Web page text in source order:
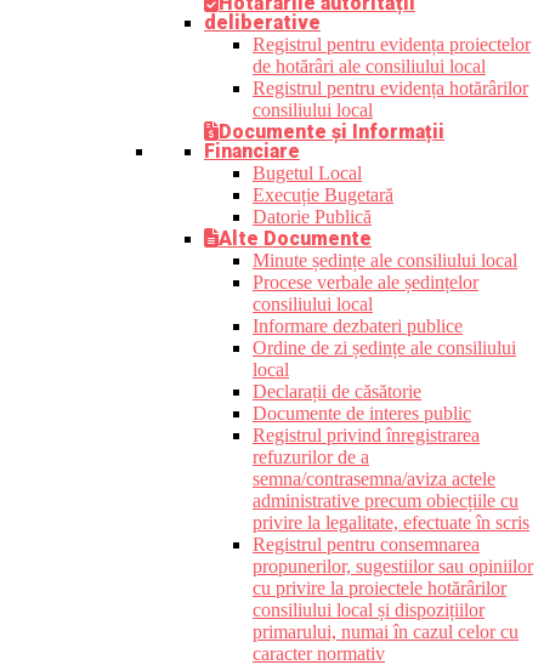
deliberative
Registrul pentru evidența proiectelor
de hotărâri ale consiliului local
Registrul pentru evidența hotărârilor
consiliului local
Documente și Informații
Financiare
Bugetul Local
Execuție Bugetară
Datorie Publică
Alte Documente
Minute ședințe ale consiliului local
Procese verbale ale ședințelor
consiliului local
Informare dezbateri publice
Ordine de zi ședințe ale consiliului
local
Declarații de căsătorie
Documente de interes public
Registrul privind înregistrarea
refuzurilor de a
semna/contrasemna/aviza actele
administrative precum obiecțiile cu
privire la legalitate, efectuate în scris
Registrul pentru consemnarea
propunerilor, sugestiilor sau opiniilor
cu privire la proiectele hotărârilor
consiliului local și dispozițiilor
primarului, numai în cazul celor cu
caracter normativ